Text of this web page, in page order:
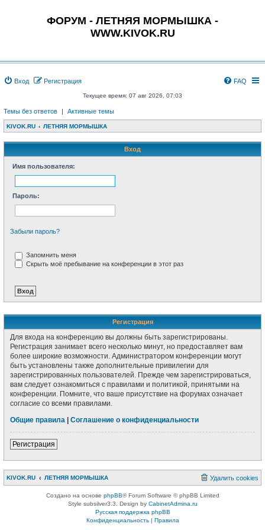
ФОРУМ - ЛЕТНЯЯ МОРМЫШКА -
WWW.KIVOK.RU
Вход Регистрация FAQ
Текущее время: 07 авг 2026, 07:03
Темы без ответов | Активные темы
KIVOK.RU ЛЕТНЯЯ МОРМЫШКА
Вход
Имя пользователя:
Пароль:
Забыли пароль?
Запомнить меня
Скрыть моё пребывание на конференции в этот раз
Регистрация
Для входа на конференцию вы должны быть зарегистрированы.
Регистрация занимает всего несколько минут, но предоставляет вам
более широкие возможности. Администратором конференции могут
быть установлены также дополнительные привилегии для
зарегистрированных пользователей. Прежде чем зарегистрироваться,
вам следует ознакомиться с правилами и политикой, принятыми на
конференции. Помните, что ваше присутствие на форумах означает
согласие со всеми правилами.
Общие правила
Соглашение о конфиденциальности
Регистрация
KIVOK.RU ЛЕТНЯЯ МОРМЫШКА Удалить cookies
Создано на основе phpBB® Forum Software © phpBB Limited
Style subsilver3.3. Design by CabinetAdmina.ru
Русская поддержка phpBB
Конфиденциальность| Правила